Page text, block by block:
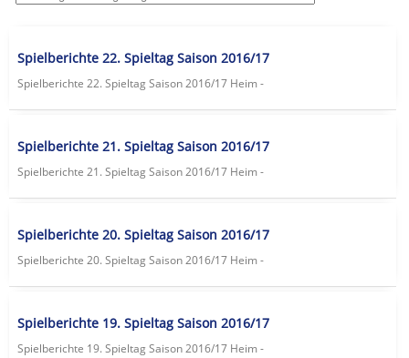
Spielberichte 22. Spieltag Saison 2016/17
Spielberichte 22. Spieltag Saison 2016/17 Heim -
Spielberichte 21. Spieltag Saison 2016/17
Spielberichte 21. Spieltag Saison 2016/17 Heim -
Spielberichte 20. Spieltag Saison 2016/17
Spielberichte 20. Spieltag Saison 2016/17 Heim -
Spielberichte 19. Spieltag Saison 2016/17
Spielberichte 19. Spieltag Saison 2016/17 Heim -